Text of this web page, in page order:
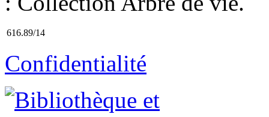
616.89/14
Confidentialité